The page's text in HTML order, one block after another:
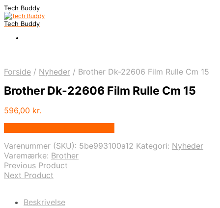
Tech Buddy
Tech Buddy
Forside / Nyheder / Brother Dk-22606 Film Rulle Cm 15
Brother Dk-22606 Film Rulle Cm 15
596,00 kr.
Varenummer (SKU): 5be993100a12 Kategori: Nyheder
Varemærke: Brother
Previous Product
Next Product
Beskrivelse